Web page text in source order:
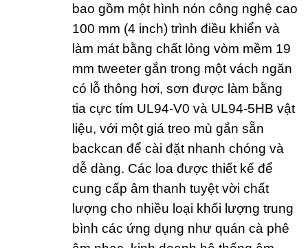
bao gồm một hình nón công nghệ cao
100 mm (4 inch) trình điều khiển và
làm mát bằng chất lỏng vòm mềm 19
mm tweeter gắn trong một vách ngăn
có lỗ thông hơi, sơn được làm bằng
tia cực tím UL94-V0 và UL94-5HB vật
liệu, với một giá treo mù gắn sẵn
backcan để cài đặt nhanh chóng và
dễ dàng. Các loa được thiết kế để
cung cấp âm thanh tuyệt vời chất
lượng cho nhiều loại khối lượng trung
bình các ứng dụng như quán cà phê